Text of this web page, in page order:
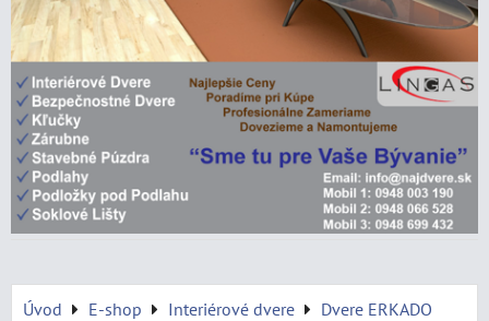
Úvod E-shop Interiérové dvere
Dvere ERKADO